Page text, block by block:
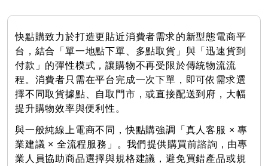
快點購致力於打造更貼近消費者需求的新型態電商平
台，結合「單一地點下單、多點取貨」與「迅速貨到
付款」的彈性模式，讓購物不再受限於傳統物流流
程。消費者只需在平台完成一次下單，即可依需求選
擇不同取貨據點、自取門市，或直接配送到府，大幅
提升購物效率與便利性。
與一般純線上電商不同，快點購強調「真人客服 × 專
業建議 × 全流程服務」。我們提供購買前諮詢，由專
業人員協助商品選擇與規格建議，避免買錯產品或規